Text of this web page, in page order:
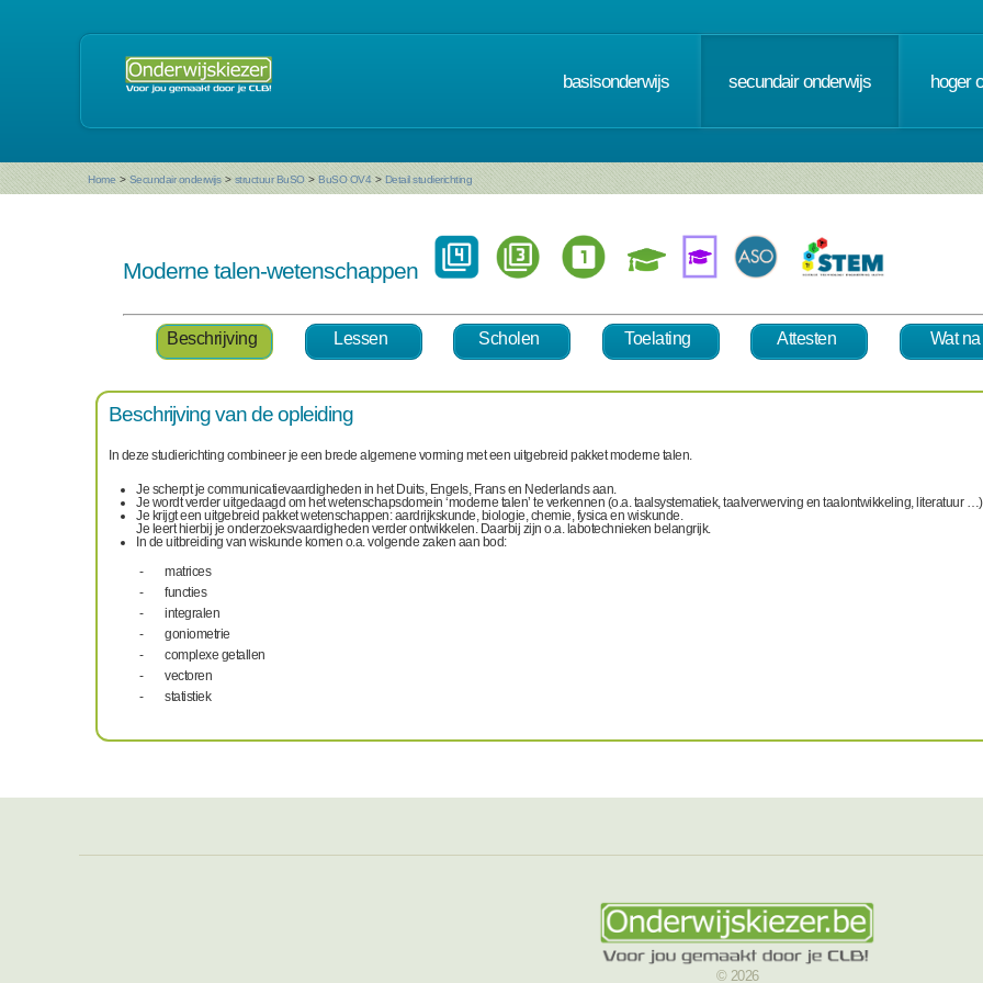
basisonderwijs secundair onderwijs hoger
Home > Secundair onderwijs > structuur BuSO > BuSO OV4 > Detail studierichting
Moderne talen-wetenschappen
Beschrijving Lessen Scholen Toelating Attesten Wat na
Beschrijving van de opleiding
In deze studierichting combineer je een brede algemene vorming met een uitgebreid pakket moderne talen.
Je scherpt je communicatievaardigheden in het Duits, Engels, Frans en Nederlands aan.
Je wordt verder uitgedaagd om het wetenschapsdomein ‘moderne talen’ te verkennen (o.a. taalsystematiek, taalverwerving en taalontwikkeling, literatuur
Je krijgt een uitgebreid pakket wetenschappen: aardrijkskunde, biologie, chemie, fysica en wiskunde.
Je leert hierbij je onderzoeksvaardigheden verder ontwikkelen. Daarbij zijn o.a. labotechnieken belangrijk.
In de uitbreiding van wiskunde komen o.a. volgende zaken aan bod:
- matrices
- functies
- integralen
- goniometrie
- complexe getallen
- vectoren
- statistiek
© 2026